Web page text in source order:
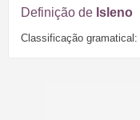
Definição de Isleno
Classificação gramatical: